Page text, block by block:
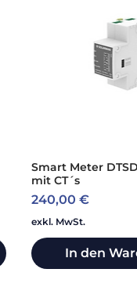
Smart Meter
mit CT´s
Preis
240,00 €
exkl. MwSt.
In den